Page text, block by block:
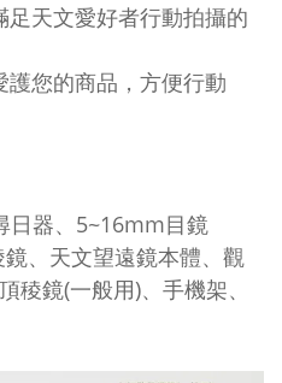
足天文愛好者行動拍攝的
護您的商品，方便行動
日器、5~16mm目鏡
、天文望遠鏡本體、觀
稜鏡(一般用)、手機架、